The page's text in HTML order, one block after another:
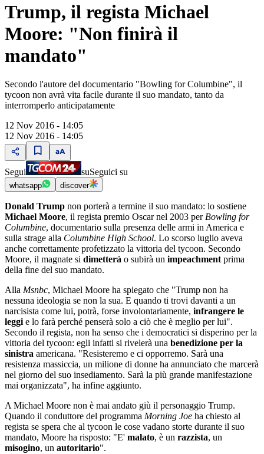
Trump, il regista Michael
Moore: "Non finirà il
mandato"
Secondo l'autore del documentario "Bowling for Columbine", il
tycoon non avrà vita facile durante il suo mandato, tanto da
interromperlo anticipatamente
12 Nov 2016 - 14:05
12 Nov 2016 - 14:05
Segui suSeguici su
whatsapp discover
Donald Trump non porterà a termine il suo mandato: lo sostiene
Michael Moore, il regista premio Oscar nel 2003 per Bowling for
Columbine, documentario sulla presenza delle armi in America e
sulla strage alla Columbine High School. Lo scorso luglio aveva
anche correttamente profetizzato la vittoria del tycoon. Secondo
Moore, il magnate si dimetterà o subirà un impeachment prima
della fine del suo mandato.
Alla Msnbc, Michael Moore ha spiegato che "Trump non ha
nessuna ideologia se non la sua. E quando ti trovi davanti a un
narcisista come lui, potrà, forse involontariamente, infrangere le
leggi e lo farà perché penserà solo a ciò che è meglio per lui".
Secondo il regista, non ha senso che i democratici si disperino per la
vittoria del tycoon: egli infatti si rivelerà una benedizione per la
sinistra americana. "Resisteremo e ci opporremo. Sarà una
resistenza massiccia, un milione di donne ha annunciato che marcerà
nel giorno del suo insediamento. Sarà la più grande manifestazione
mai organizzata", ha infine aggiunto.
A Michael Moore non è mai andato giù il personaggio Trump.
Quando il conduttore del programma Morning Joe ha chiesto al
regista se spera che al tycoon le cose vadano storte durante il suo
mandato, Moore ha risposto: "E' malato, è un razzista, un
misogino, un autoritario".